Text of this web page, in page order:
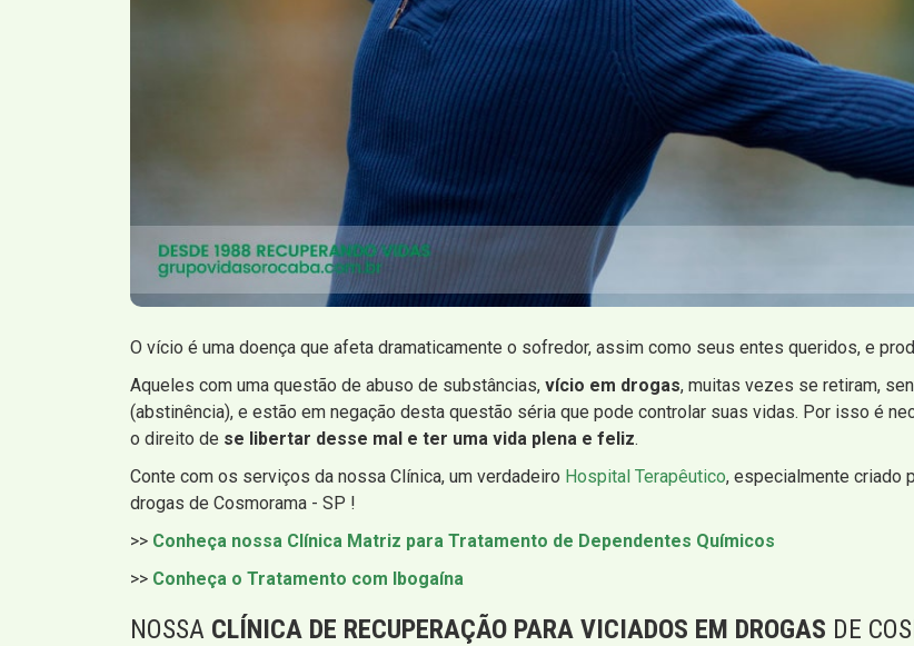
O vício é uma doença que afeta dramaticamente o sofredor, assim como seus entes queridos, e
Aqueles com uma questão de abuso de substâncias, vício em drogas, muitas vezes se retiram,
(abstinência), e estão em negação desta questão séria que pode controlar suas vidas. Por isso é
o direito de se libertar desse mal e ter uma vida plena e feliz.
Conte com os serviços da nossa Clínica, um verdadeiro Hospital Terapêutico, especialmente criado
drogas de Cosmorama - SP !
>> Conheça nossa Clínica Matriz para Tratamento de Dependentes Químicos
>> Conheça o Tratamento com Ibogaína
NOSSA CLÍNICA DE RECUPERAÇÃO PARA VICIADOS EM DROGAS DE